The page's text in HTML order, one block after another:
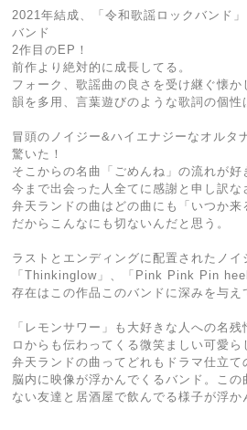
2021年結成、「令和歌謡ロックバンド
バンド
2作目のEP！
前作より絶対的に成長してる。
フォーク、歌謡曲の良さを受け継ぐ懐か
韻を多用、言葉遊びのような歌詞の個性
冒頭のノイジー&ハイエナジーなオルタ
驚いた！
そこからの名曲「ごめんね」の流れが好
今まで出会った人全てに感謝と申し訳な
弁天ランドの曲はどの曲にも「いつか来
だからこんなにも切ないんだと思う。
ラストとエンディングに配置されたノイ
「Thinkinglow」、「Pink Pink Pin
存在はこの作品このバンドに深みを与え
「レモンサワー」も大好きな人への名
ロからも伝わってくる微笑ましい可愛ら
弁天ランドの曲ってどれもドラマ仕立て
脳内に映像が浮かんでくるバンド。こ
ない友達と居酒屋で飲んでる様子が浮か